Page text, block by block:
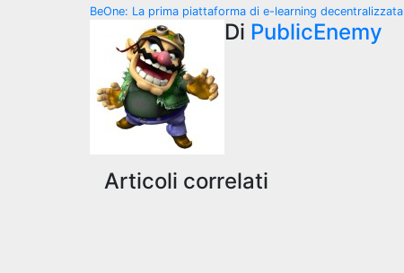
Navigazione
articoli
BeOne: La prima piattaforma di e-learning decentralizzata
Di PublicEnemy
Articoli correlati